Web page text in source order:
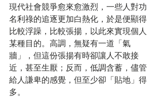
現代社會競爭愈來愈激烈，一些人對功
名利祿的追逐更加白熱化，於是便顯得
比較浮躁，比較張揚，以此來實現個人
某種目的。高調，無疑有一道「氣
牆」，但這份張揚有時卻讓人不敢接
近，甚至生厭；反而，低調含蓄，儘管
給人謙卑的感覺，但至少卻「貼地」得
多。